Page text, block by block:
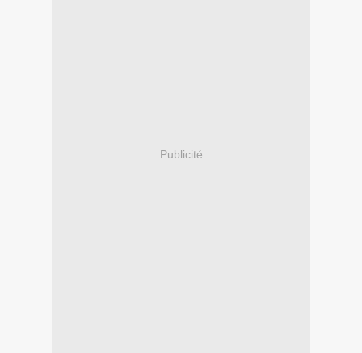
Publicité